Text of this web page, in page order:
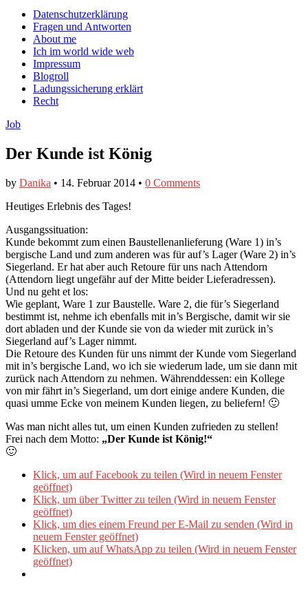
Facebook
anzeigen
Twitter
anzeigen
auf
Instagram
anzeigen
Main
menu
Skip
content
Datenschutzerklärung
Fragen und Antworten
About me
Ich im world wide web
Impressum
Blogroll
Ladungssicherung erklärt
Recht
Job
Der Kunde ist König
by Danika • 14. Februar 2014 • 0 Comments
Heutiges Erlebnis des Tages!
Ausgangssituation:
Kunde bekommt zum einen Baustellenanlieferung (Ware 1) in’s
bergische Land und zum anderen was für auf’s Lager (Ware 2) in’s
Siegerland. Er hat aber auch Retoure für uns nach Attendorn
(Attendorn liegt ungefähr auf der Mitte beider Lieferadressen).
Und nu geht et los:
Wie geplant, Ware 1 zur Baustelle. Ware 2, die für’s Siegerland
bestimmt ist, nehme ich ebenfalls mit in’s Bergische, damit wir sie
dort abladen und der Kunde sie von da wieder mit zurück in’s
Siegerland auf’s Lager nimmt.
Die Retoure des Kunden für uns nimmt der Kunde vom Siegerland
mit in’s bergische Land, wo ich sie wiederum lade, um sie dann mit
zurück nach Attendorn zu nehmen. Währenddessen: ein Kollege
von mir fährt in’s Siegerland, um dort einige andere Kunden, die
quasi umme Ecke von meinem Kunden liegen, zu beliefern! 🙂
Was man nicht alles tut, um einen Kunden zufrieden zu stellen!
Frei nach dem Motto: „Der Kunde ist König!“
🙂
Klick, um auf Facebook zu teilen (Wird in neuem Fenster
geöffnet)
Klick, um über Twitter zu teilen (Wird in neuem Fenster
geöffnet)
Klick, um dies einem Freund per E-Mail zu senden (Wird in
neuem Fenster geöffnet)
Klicken, um auf WhatsApp zu teilen (Wird in neuem Fenster
geöffnet)